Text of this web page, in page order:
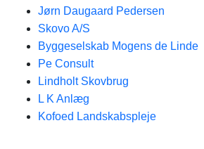
Jørn Daugaard Pedersen
Skovo A/S
Byggeselskab Mogens de Linde
Pe Consult
Lindholt Skovbrug
L K Anlæg
Kofoed Landskabspleje